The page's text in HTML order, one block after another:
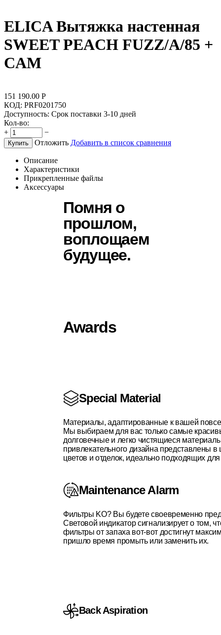
ELICA Вытяжка настенная
SWEET PEACH FUZZ/A/85 +
CAM
151 190.00 Р
КОД: PRF0201750
Доступность: Срок поставки 3-10 дней
Кол-во:
+
−
Купить Отложить Добавить в список сравнения
Описание
Характеристики
Прикрепленные файлы
Аксессуары
Помня о
прошлом,
воплощаем
будущее.
Awards
Special Material
Материалы, адаптированные к вашей
Мы выбираем для вас только самые
долговечные и легко чистящиеся
привлекательного дизайна представлены
цветов и отделок, идеально подходящих
Maintenance Alarm
Фильтры KO? Вы будете своевременно
Световой индикатор сигнализирует о том,
фильтры от запаха вот-вот достигнут
пришло время промыть или заменить их.
Back Aspiration